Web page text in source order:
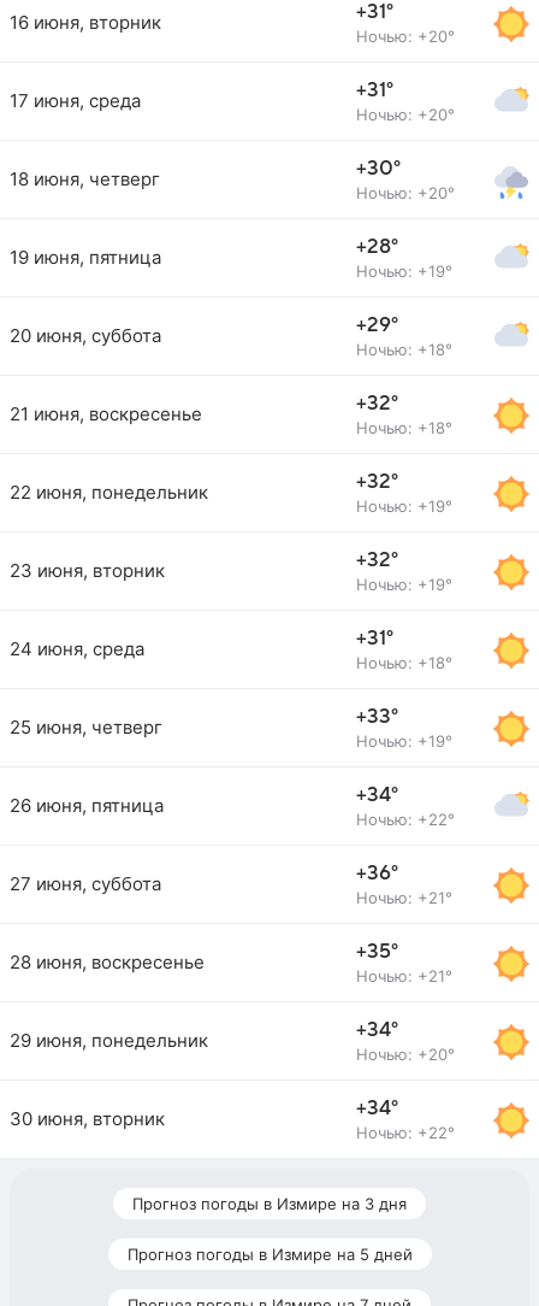
16 июня, вторник +31°
Ночью: +20°
17 июня, среда +31°
Ночью: +20°
18 июня, четверг +30°
Ночью: +20°
19 июня, пятница +28°
Ночью: +19°
20 июня, суббота +29°
Ночью: +18°
21 июня, воскресенье +32°
Ночью: +18°
22 июня, понедельник +32°
Ночью: +19°
23 июня, вторник +32°
Ночью: +19°
24 июня, среда +31°
Ночью: +18°
25 июня, четверг +33°
Ночью: +19°
26 июня, пятница +34°
Ночью: +22°
27 июня, суббота +36°
Ночью: +21°
28 июня, воскресенье +35°
Ночью: +21°
29 июня, понедельник +34°
Ночью: +20°
30 июня, вторник +34°
Ночью: +22°
Прогноз погоды в Измире на 3 дня
Прогноз погоды в Измире на 5 дней